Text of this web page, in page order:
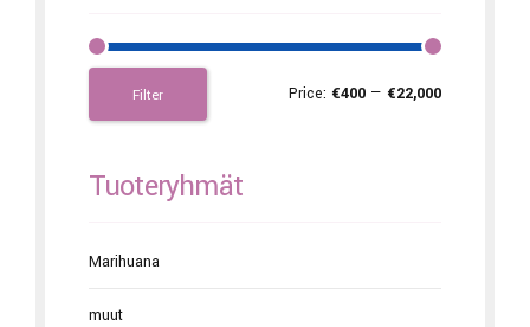
Filter Price: €400 — €22,000
Tuoteryhmät
Marihuana
muut